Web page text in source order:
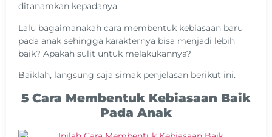
ditanamkan kepadanya.
Lalu bagaimanakah cara membentuk kebiasaan baru
pada anak sehingga karakternya bisa menjadi lebih
baik? Apakah sulit untuk melakukannya?
Baiklah, langsung saja simak penjelasan berikut ini.
5 Cara Membentuk Kebiasaan Baik
Pada Anak